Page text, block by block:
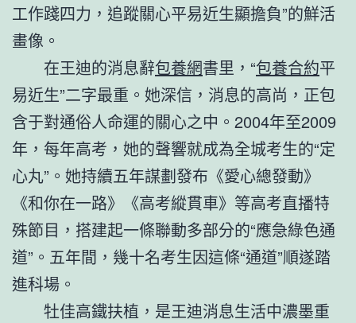
工作踐四力，追蹤關心平易近生顯擔負”的鮮活
畫像。
在王迪的消息辭包養網書里，“包養合約平
易近生”二字最重。她深信，消息的高尚，正包
含于對通俗人命運的關心之中。2004年至2009
年，每年高考，她的聲響就成為全城考生的“定
心丸”。她持續五年謀劃發布《愛心總發動》
《和你在一路》《高考縱貫車》等高考直播特
殊節目，搭建起一條聯動多部分的“應急綠色通
道”。五年間，幾十名考生因這條“通道”順遂踏
進科場。
牡佳高鐵扶植，是王迪消息生活中濃墨重